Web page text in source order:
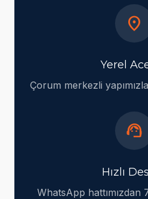
location_on
Yerel
Çorum merkezli
support_agent
Hızlı
WhatsApp hattımızdan